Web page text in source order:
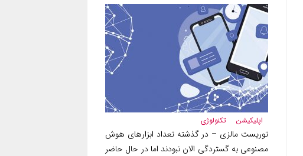
اپلیکیشن تکنولوژی
توریست مالزی – در گذشته تعداد ابزارهای هوش
مصنوعی به گستردگی الان نبودند اما در حال حاضر